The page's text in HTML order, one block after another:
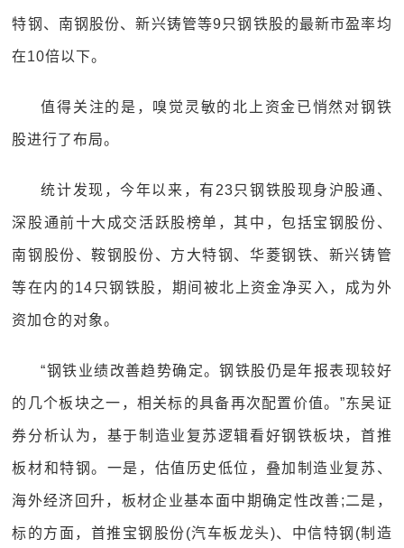
特钢、南钢股份、新兴铸管等9只钢铁股的最新市盈率均
在10倍以下。
值得关注的是，嗅觉灵敏的北上资金已悄然对钢铁
股进行了布局。
统计发现，今年以来，有23只钢铁股现身沪股通、
深股通前十大成交活跃股榜单，其中，包括宝钢股份、
南钢股份、鞍钢股份、方大特钢、华菱钢铁、新兴铸管
等在内的14只钢铁股，期间被北上资金净买入，成为外
资加仓的对象。
“钢铁业绩改善趋势确定。钢铁股仍是年报表现较好
的几个板块之一，相关标的具备再次配置价值。”东吴证
券分析认为，基于制造业复苏逻辑看好钢铁板块，首推
板材和特钢。一是，估值历史低位，叠加制造业复苏、
海外经济回升，板材企业基本面中期确定性改善;二是，
标的方面，首推宝钢股份(汽车板龙头)、中信特钢(制造